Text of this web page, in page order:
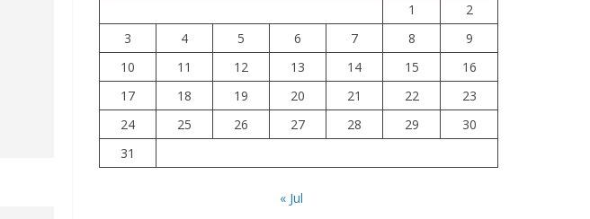
1
2
3
4 5 6 7 8
9
10
11 12 13 14 15
16
17
18 19 20 21 22
23
24
25 26 27 28 29
30
31
« Jul